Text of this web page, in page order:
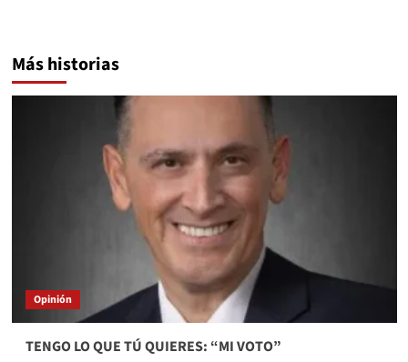
Más historias
Opinión
TENGO LO QUE TÚ QUIERES: “MI VOTO”